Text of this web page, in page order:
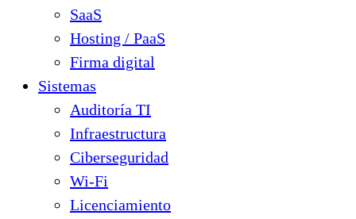
SaaS
Hosting / PaaS
Firma digital
Sistemas
Auditoría TI
Infraestructura
Ciberseguridad
Wi-Fi
Licenciamiento